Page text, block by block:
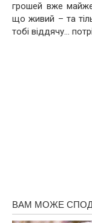
грошей вже
що живий – та
тобі віддячу…